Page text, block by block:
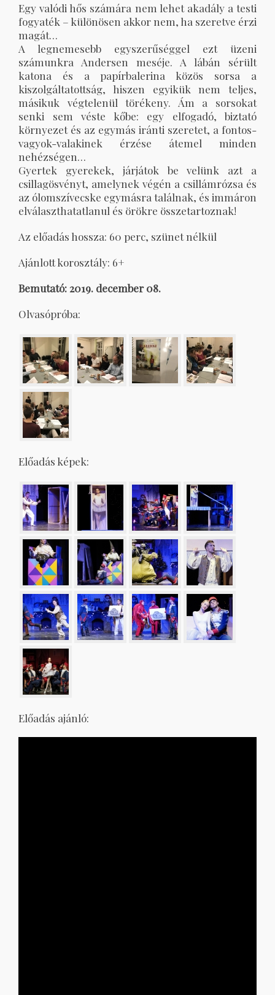
Egy valódi hős számára nem lehet akadály a testi
fogyaték – különösen akkor nem, ha szeretve érzi
magát…
A legnemesebb egyszerűséggel ezt üzeni
számunkra Andersen meséje. A lábán sérült
katona és a papírbalerina közös sorsa a
kiszolgáltatottság, hiszen egyikük nem teljes,
másikuk végtelenül törékeny. Ám a sorsokat
senki sem véste kőbe: egy elfogadó, biztató
környezet és az egymás iránti szeretet, a fontos-
vagyok-valakinek érzése átemel minden
nehézségen…
Gyertek gyerekek, járjátok be velünk azt a
csillagösvényt, amelynek végén a csillámrózsa és
az ólomszívecske egymásra találnak, és immáron
elválaszthatatlanul és örökre összetartoznak!
Az előadás hossza: 60 perc, szünet nélkül
Ajánlott korosztály: 6+
Bemutató: 2019. december 08.
Olvasópróba:
Előadás képek:
Előadás ajánló: